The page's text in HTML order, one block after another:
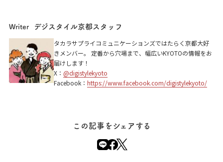
Writer デジスタイル京都スタッフ
タカラサプライコミュニケーションズではたらく京都大好
きメンバー。 定番から穴場まで、幅広いKYOTOの情報をお
届けします！
X： @digistylekyoto
Facebook： https://www.facebook.com/digistylekyoto/
この記事をシェアする